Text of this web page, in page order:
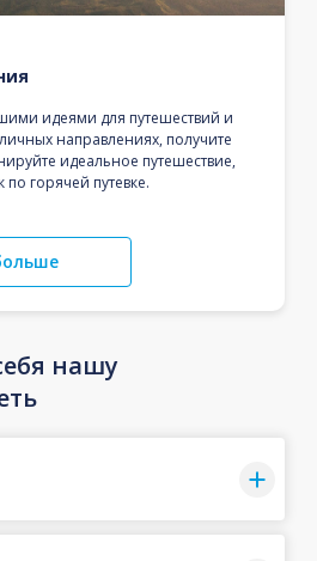
идеями для путешествий и
направлениях, получите
идеальное путешествие,
горячей путевке.
нашу